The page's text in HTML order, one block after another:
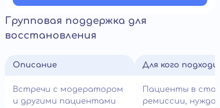
Групповая поддержка для
восстановления
Описание
Встречи с модератором
и другими пациентами
Для кого
Пациенты в
ремиссии,